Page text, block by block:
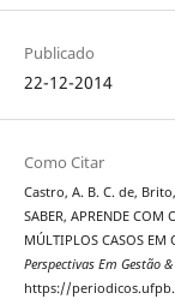
Publicado
22-12-2014
Como Citar
Castro, A. B. C. de,
SABER, APRENDE COM
MÚLTIPLOS CASOS EM
Perspectivas Em Gestão
https://